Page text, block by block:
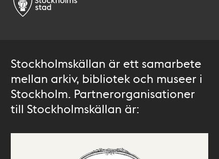
Stockholmskällan är ett samarbete
mellan arkiv, bibliotek och museer i
Stockholm. Partnerorganisationer
till Stockholmskällan är: